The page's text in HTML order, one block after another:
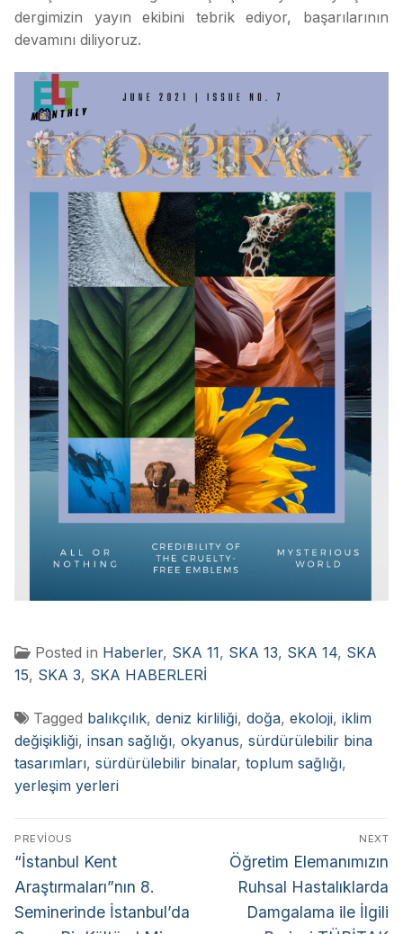
dergimizin yayın ekibini tebrik ediyor, başarılarının
devamını diliyoruz.
Posted in Haberler, SKA 11, SKA 13, SKA 14, SKA
15, SKA 3, SKA HABERLERİ
Tagged balıkçılık, deniz kirliliği, doğa, ekoloji, iklim
değişikliği, insan sağlığı, okyanus, sürdürülebilir bina
tasarımları, sürdürülebilir binalar, toplum sağlığı,
yerleşim yerleri
PREVIOUS
“İstanbul Kent
Araştırmaları”nın 8.
Seminerinde İstanbul’da
NEXT
Öğretim Elemanımızın
Ruhsal Hastalıklarda
Damgalama ile İlgili